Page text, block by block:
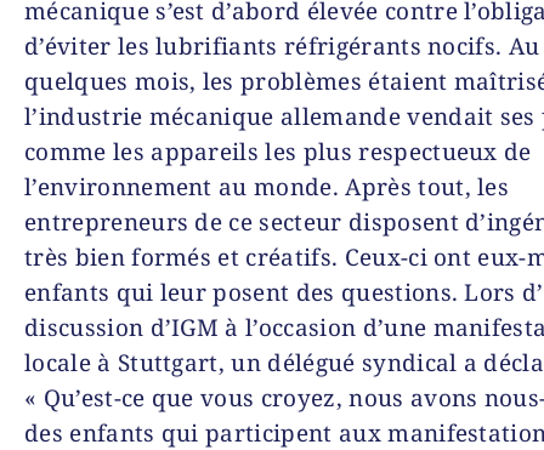
mécanique s’est d’abord élevée contre
d’éviter les lubrifiants réfrigérants nocifs.
quelques mois, les problèmes étaient
l’industrie mécanique allemande vendait
comme les appareils les plus respectueux de
l’environnement au monde. Après tout, les
entrepreneurs de ce secteur disposent
très bien formés et créatifs. Ceux-ci ont eux-
enfants qui leur posent des questions. Lors
discussion d’IGM à l’occasion d’une
locale à Stuttgart, un délégué syndical a
« Qu’est-ce que vous croyez, nous avons
des enfants qui participent aux